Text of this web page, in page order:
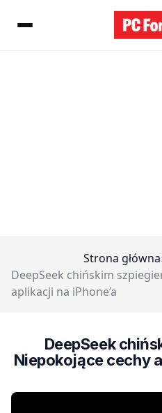
Strona główna
DeepSeek chińskim
aplikacji na iPhone’a
DeepSeek
Niepokojące cechy